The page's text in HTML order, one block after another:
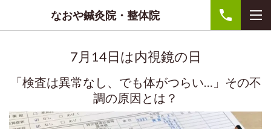
なおや鍼灸院・整体院
7月14日は内視鏡の日
「検査は異常なし、でも体がつらい…」その不
調の原因とは？